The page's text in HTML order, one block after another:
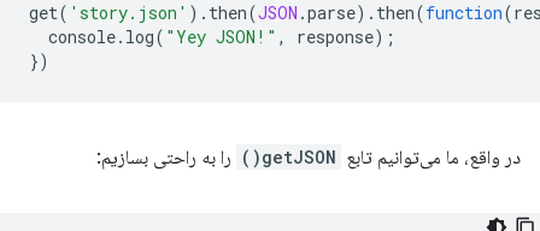
get( 'story.json' ). then(JSON .parse). then(function(
console. log( "Yey JSON!" , response);
})
در واقع، ما می‌توانیم تابع getJSON() را به راحتی بسازیم: